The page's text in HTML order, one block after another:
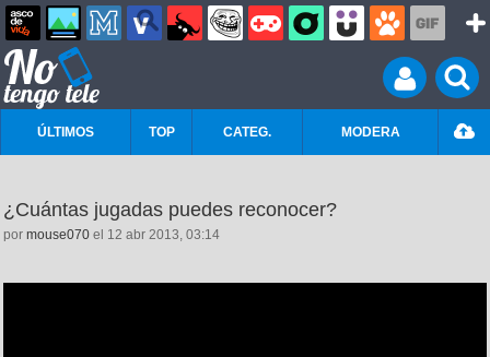
ÚLTIMOS TOP CATEG. MODERA
¿Cuántas jugadas puedes reconocer?
por mouse070 el 12 abr 2013, 03:14